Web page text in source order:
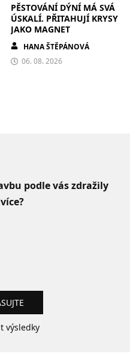
PĚSTOVÁNÍ DÝNÍ MÁ SVÁ
ÚSKALÍ. PŘITAHUJÍ KRYSY
JAKO MAGNET
HANA ŠTĚPÁNOVÁ
06. 08. 2026
podle vás zdražily
výsledky